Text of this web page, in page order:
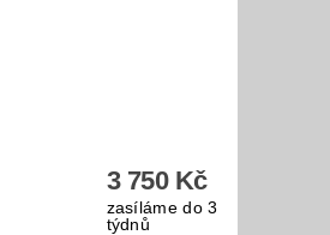
3 750 Kč
zasíláme do 3
týdnů